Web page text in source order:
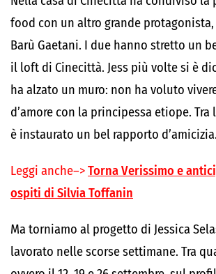
food con un altro grande
Barù Gaetani. I due hanno stretto un
il loft di Cinecittà. Jess più volte si è
ha alzato un muro: non ha voluto
d’amore con la principessa etiope.
è instaurato un bel rapporto d’amicizia.
Leggi anche–>Torna Verissimo e
ospiti di Silvia Toffanin
Ma torniamo al progetto di Jessica
lavorato nelle scorse settimane. Tra